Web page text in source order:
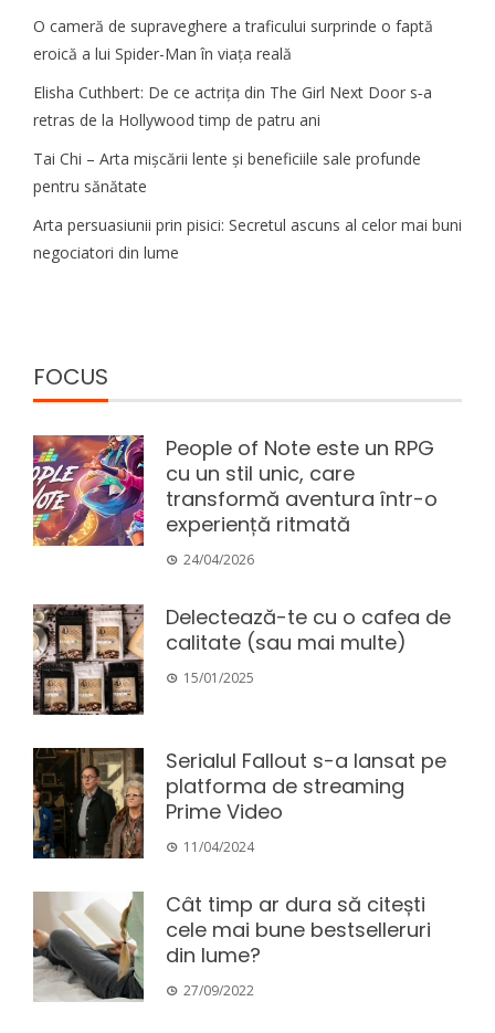
O cameră de supraveghere a traficului surprinde o faptă
eroică a lui Spider-Man în viața reală
Elisha Cuthbert: De ce actrița din The Girl Next Door s‑a
retras de la Hollywood timp de patru ani
Tai Chi – Arta mișcării lente și beneficiile sale profunde
pentru sănătate
Arta persuasiunii prin pisici: Secretul ascuns al celor mai buni
negociatori din lume
FOCUS
People of Note este un RPG
cu un stil unic, care
transformă aventura într-o
experiență ritmată
24/04/2026
Delectează-te cu o cafea de
calitate (sau mai multe)
15/01/2025
Serialul Fallout s-a lansat pe
platforma de streaming
Prime Video
11/04/2024
Cât timp ar dura să citești
cele mai bune bestselleruri
din lume?
27/09/2022